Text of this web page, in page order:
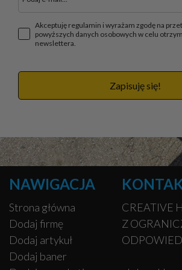
Akceptuję regulamin i wyrażam zgodę na
powyższych danych osobowych w celu
newslettera.
Zapisuję się!
NAWIGACJA
Strona główna
Dodaj firmę
Dodaj artykuł
Dodaj baner
CREATIVE
Z